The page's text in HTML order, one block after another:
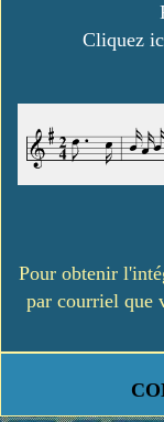
Cliquez
Pour obtenir
par courriel que